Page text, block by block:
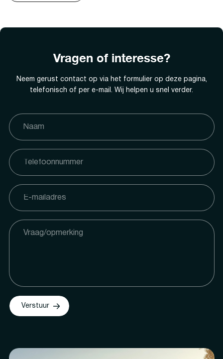
Vragen of interesse?
Neem gerust contact op via het formulier op deze pagina,
telefonisch of per e-mail. Wij helpen u snel verder.
Verstuur